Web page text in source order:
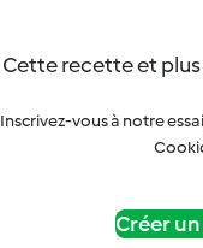
Cette recette et
Inscrivez-vous à notre
Créer